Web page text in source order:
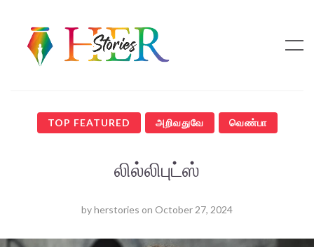
TOP FEATURED அறிவதுவே வெண்பா
லில்லிபுட்ஸ்
byherstories on October 27, 2024